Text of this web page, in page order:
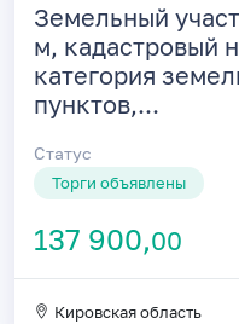
Земельный
м, кадастровый
категория
пунктов,...
Статус
Торги объявлены
137 900,00
Кировская область